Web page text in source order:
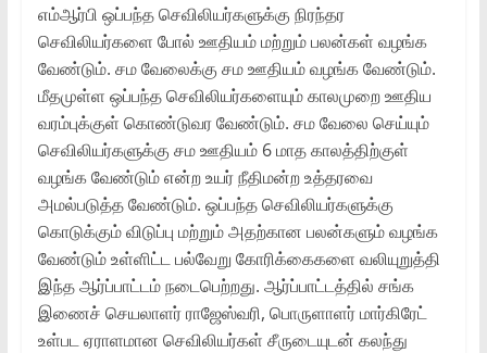
எம்ஆர்பி ஒப்பந்த செவிலியர்களுக்கு நிரந்தர
செவிலியர்களை போல் ஊதியம் மற்றும் பலன்கள் வழங்க
வேண்டும். சம வேலைக்கு சம ஊதியம் வழங்க வேண்டும்.
மீதமுள்ள ஒப்பந்த செவிலியர்களையும் காலமுறை ஊதிய
வரம்புக்குள் கொண்டுவர வேண்டும். சம வேலை செய்யும்
செவிலியர்களுக்கு சம ஊதியம் 6 மாத காலத்திற்குள்
வழங்க வேண்டும் என்ற உயர் நீதிமன்ற உத்தரவை
அமல்படுத்த வேண்டும். ஒப்பந்த செவிலியர்களுக்கு
கொடுக்கும் விடுப்பு மற்றும் அதற்கான பலன்களும் வழங்க
வேண்டும் உள்ளிட்ட பல்வேறு கோரிக்கைகளை வலியுறுத்தி
இந்த ஆர்ப்பாட்டம் நடைபெற்றது. ஆர்ப்பாட்டத்தில் சங்க
இணைச் செயலாளர் ராஜேஸ்வரி, பொருளாளர் மார்கிரேட்
உள்பட ஏராளமான செவிலியர்கள் சீருடையுடன் கலந்து